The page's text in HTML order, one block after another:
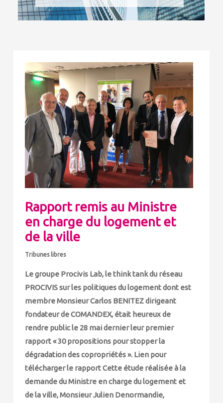
Rapport remis au Ministre
en charge du logement et
de la ville
Tribunes libres
Le groupe Procivis Lab, le think tank du réseau
PROCIVIS sur les politiques du logement dont est
membre Monsieur Carlos BENITEZ dirigeant
fondateur de COMANDEX, était heureux de
rendre public le 28 mai dernier leur premier
rapport « 30 propositions pour stopper la
dégradation des copropriétés ». Lien pour
télécharger le rapport Cette étude réalisée à la
demande du Ministre en charge du logement et
de la ville, Monsieur Julien Denormandie,